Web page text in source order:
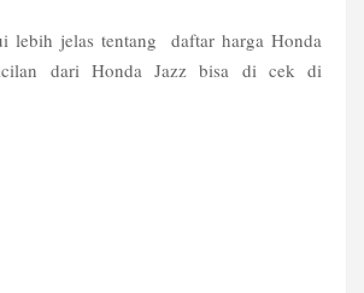
lebih jelas tentang
daftar harga Honda
dari Honda Jazz bisa di cek di